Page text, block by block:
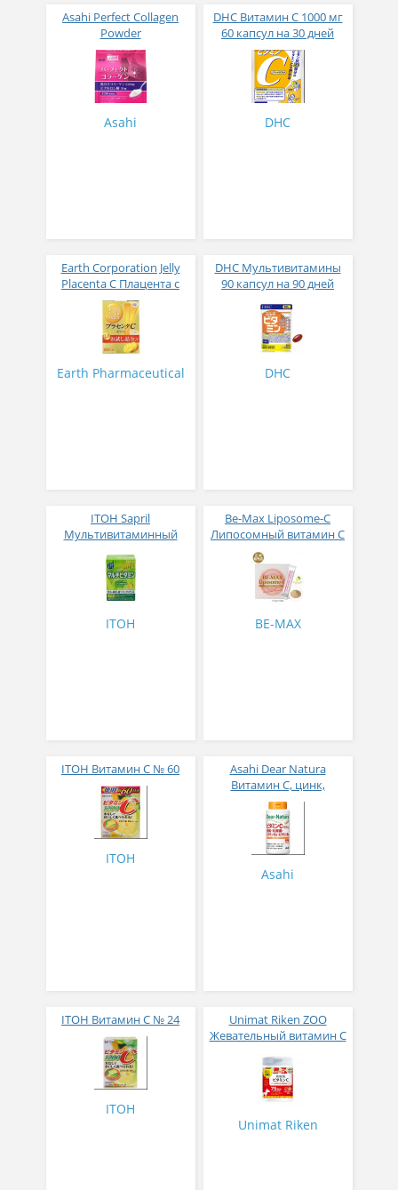
Asahi Perfect Collagen
Powder
Низкомолекулярный
коллаген и 12
компонентов для
красоты и молодости
Asahi
DHC Витамин С 1000 мг
60 капсул на 30 дней
DHC
Earth Corporation Jelly
Placenta С Плацента с
коллагеном 7
компонентов для
красоты и здоровья вкус
манго 31 стик по 8 гр
Earth Pharmaceutical
DHC Мультивитамины
90 капсул на 90 дней
DHC
ITOH Sapril
Мультивитаминный
грейпфрута 30 стиков
ITOH
Be-Max Liposome-C
Липосомный витамин С
с цинком и селеном №
15
BE-MAX
ITOH Витамин С № 60
ITOH
Asahi Dear Natura
Витамин C, цинк,
молочнокислые
бактерии, витамин B2,
витамин B6 № 120
Asahi
ITOH Витамин С № 24
ITOH
Unimat Riken ZOO
Жевательный витамин C
150
Unimat Riken